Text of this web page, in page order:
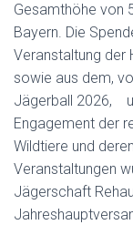
Gesamthöhe von
Bayern. Die
Veranstaltung der
sowie aus dem,
Jägerball 2026,
Engagement der
Wildtiere und
Veranstaltungen
Jägerschaft